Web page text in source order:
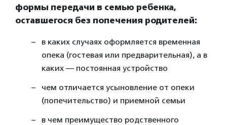
формы передачи в семью ребенка,
оставшегося без попечения родителей:
в каких случаях оформляется временная
опека (гостевая или предварительная), а в
каких — постоянная устройство
чем отличается усыновление от опеки
(попечительство) и приемной семьи
в чем преимущество родственного